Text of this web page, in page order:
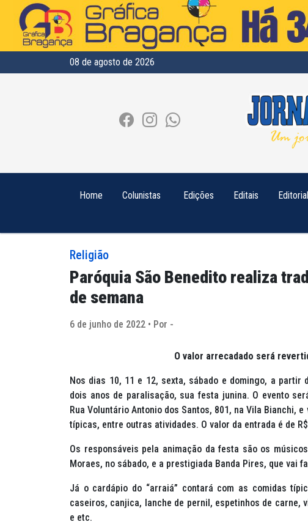
08 de agosto de 2026
Home Colunistas Edições Editais Editorial
Religião
Paróquia São Benedito realiza
de semana
6 de junho de 2022 • Por -
O valor arrecadado será
Nos dias 10, 11 e 12, sexta, sábado e domingo, a partir
dois anos de paralisação, sua festa junina. O evento
Rua Voluntário Antonio dos Santos, 801, na Vila Bianchi,
típicas, entre outras atividades. O valor da entrada é de
Os responsáveis pela animação da festa são os
Moraes, no sábado, e a prestigiada Banda Pires, que vai
Já o cardápio do “arraiá” contará com as comidas
caseiros, canjica, lanche de pernil, espetinhos de carne,
e etc.